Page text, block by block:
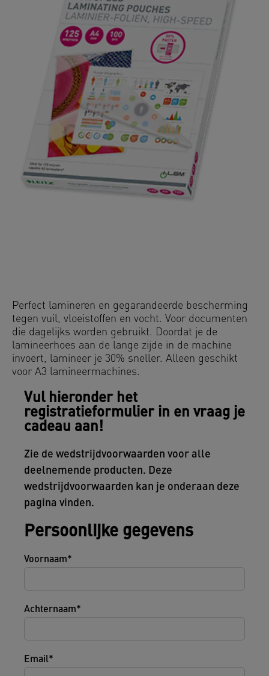
Perfect lamineren en gegarandeerde bescherming
tegen vuil, vloeistoffen en vocht. Voor documenten
die dagelijks worden gebruikt. Doordat je de
lamineerhoes aan de lange zijde in de machine
invoert, lamineer je 30% sneller. Alleen geschikt
voor A3 lamineermachines.
Vul hieronder het
registratieformulier in en vraag je
cadeau aan!
Zie de wedstrijdvoorwaarden voor alle
deelnemende producten. Deze
wedstrijdvoorwaarden kan je onderaan deze
pagina vinden.
Persoonlijke gegevens
Voornaam
Achternaam
Email